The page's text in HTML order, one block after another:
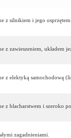
z silnikiem i jego
z zawieszeniem, układem
z elektyką samochodową
z blacharstwem i szeroko
zagadnieniami.